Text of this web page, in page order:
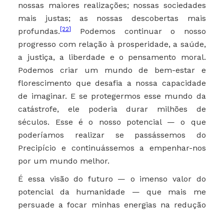
nossas maiores realizações; nossas sociedades
mais justas; as nossas descobertas mais
profundas. [22]
Podemos continuar o nosso
progresso com relação à prosperidade, a saúde,
a justiça, a liberdade e o pensamento moral.
Podemos criar um mundo de bem-estar e
florescimento que desafia a nossa capacidade
de imaginar. E se protegermos esse mundo da
catástrofe, ele poderia durar milhões de
séculos. Esse é o nosso potencial — o que
poderíamos realizar se passássemos do
Precipício e continuássemos a empenhar-nos
por um mundo melhor.
É essa visão do futuro — o imenso valor do
potencial da humanidade — que mais me
persuade a focar minhas energias na redução